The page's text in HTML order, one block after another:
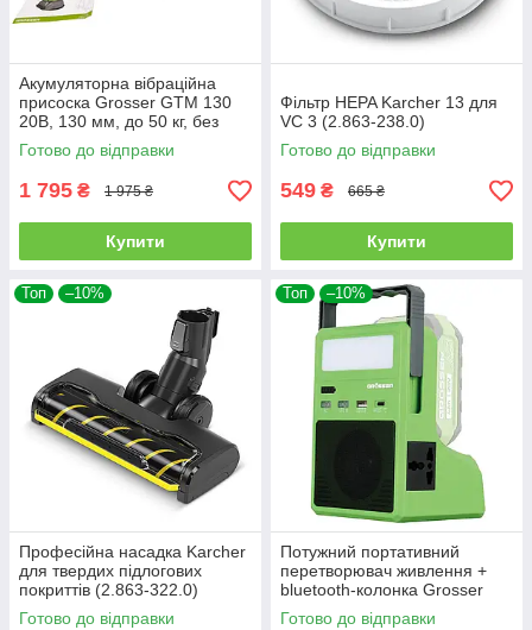
Акумуляторна вібраційна
присоска Grosser GTM 130
20В, 130 мм, до 50 кг, без
АКБ
Готово до відправки
1 795 ₴ 1 975 ₴
Купити
Фільтр HEPA Karcher 13 для
VC 3 (2.863-238.0)
Готово до відправки
549 ₴ 665 ₴
Купити
Топ –10%
Професійна насадка Karcher
для твердих підлогових
покриттів (2.863-322.0)
Готово до відправки
Топ –10%
Потужний портативний
перетворювач живлення +
bluetooth-колонка Grosser
GPI 300 (G0317)
Готово до відправки